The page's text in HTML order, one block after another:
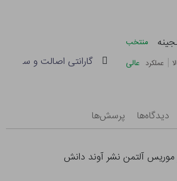
منتخب
| عملکرد عالی گارانتی اصالت و سلامت
دیدگاه‌ها پرسش‌ها
موریس آلتمن نشر آوند دانش